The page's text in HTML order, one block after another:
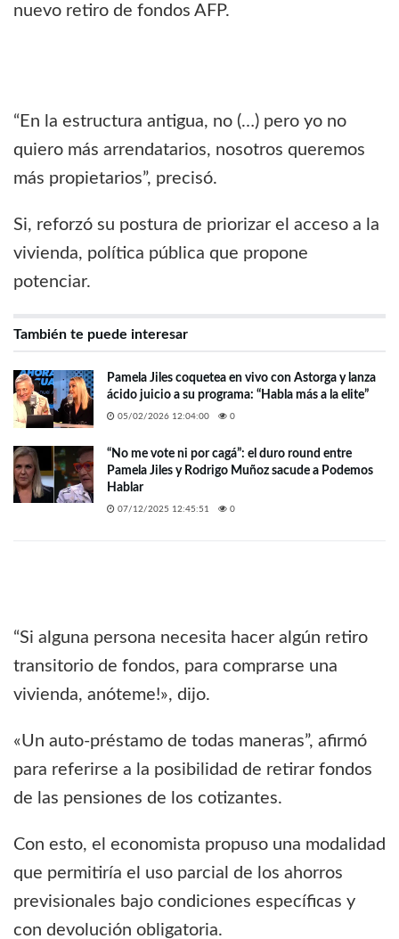
nuevo retiro de fondos AFP.
“En la estructura antigua, no (…) pero yo no
quiero más arrendatarios, nosotros queremos
más propietarios”, precisó.
Si, reforzó su postura de priorizar el acceso a la
vivienda, política pública que propone
potenciar.
También te puede interesar
Pamela Jiles coquetea en vivo con Astorga y lanza
ácido juicio a su programa: “Habla más a la elite”
05/02/2026 12:04:00 0
“No me vote ni por cagá”: el duro round entre
Pamela Jiles y Rodrigo Muñoz sacude a Podemos
Hablar
07/12/2025 12:45:51 0
“Si alguna persona necesita hacer algún retiro
transitorio de fondos, para comprarse una
vivienda, anóteme!», dijo.
«Un auto-préstamo de todas maneras”, afirmó
para referirse a la posibilidad de retirar fondos
de las pensiones de los cotizantes.
Con esto, el economista propuso una modalidad
que permitiría el uso parcial de los ahorros
previsionales bajo condiciones específicas y
con devolución obligatoria.